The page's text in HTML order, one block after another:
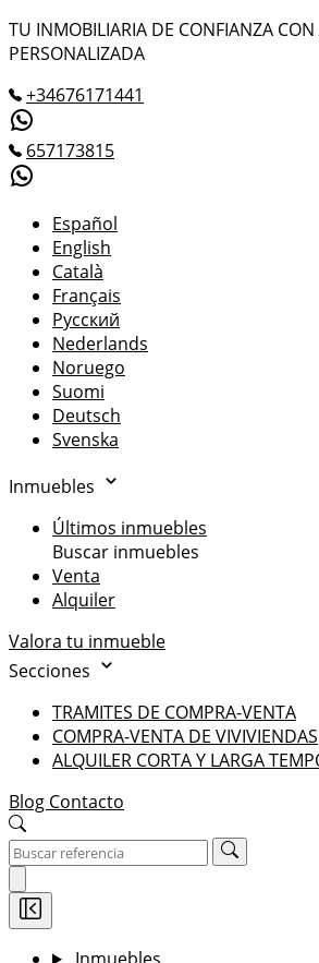
TU INMOBILIARIA DE CONFIANZA
PERSONALIZADA
+34676171441
657173815
Español
English
Català
Français
Русский
Nederlands
Noruego
Suomi
Deutsch
Svenska
Inmuebles
Últimos inmuebles
Buscar inmuebles
Venta
Alquiler
Valora tu inmueble
Secciones
TRAMITES DE COMPRA-VENTA
COMPRA-VENTA DE VIVIVIENDAS
ALQUILER CORTA Y LARGA
Blog Contacto